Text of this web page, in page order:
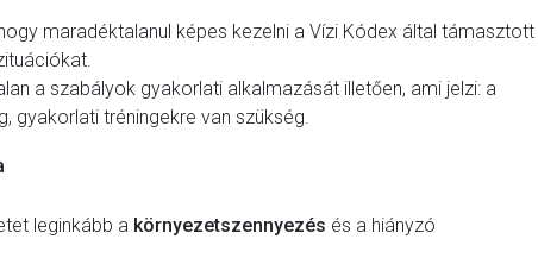
maradéktalanul képes kezelni a Vízi Kódex által támasztott
a szabályok gyakorlati alkalmazását illetően, ami jelzi: a
gyakorlati tréningekre van szükség.
leginkább a környezetszennyezés és a hiányzó